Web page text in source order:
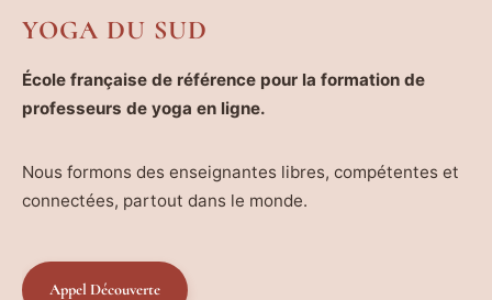
YOGA DU SUD
École française de référence pour la formation de
professeurs de yoga en ligne.
Nous formons des enseignantes libres, compétentes et
connectées, partout dans le monde.
Appel Découverte